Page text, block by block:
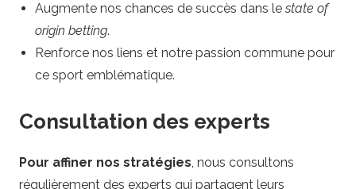
Augmente nos chances de succès dans le state of
origin betting.
Renforce nos liens et notre passion commune pour
ce sport emblématique.
Consultation des experts
Pour affiner nos stratégies, nous consultons
régulièrement des experts qui partagent leurs